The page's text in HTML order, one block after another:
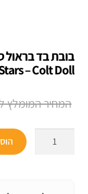
בובת בד
– Colt Doll